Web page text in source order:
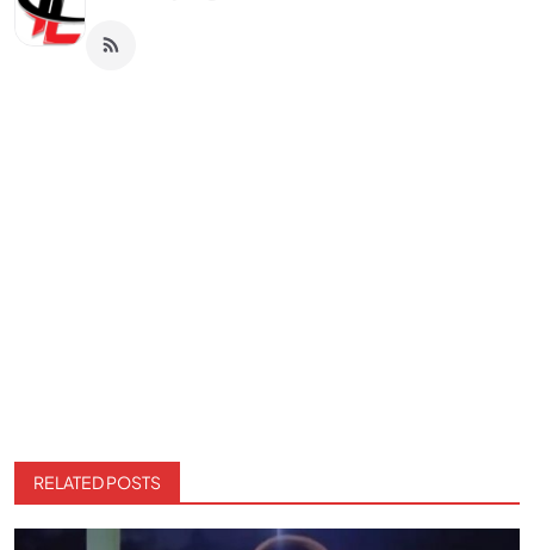
RELATED POSTS